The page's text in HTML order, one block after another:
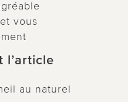
vous
l’article
au naturel